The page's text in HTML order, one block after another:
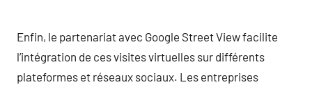
Enfin, le partenariat avec Google Street View facilite
l’intégration de ces visites virtuelles sur différents
plateformes et réseaux sociaux. Les entreprises